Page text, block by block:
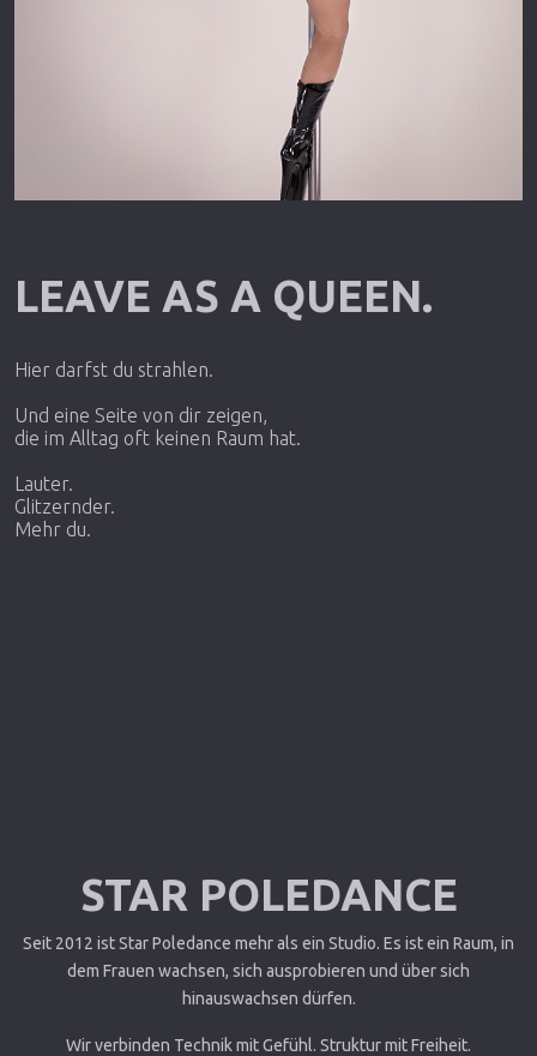
LEAVE AS A QUEEN.
Hier darfst du strahlen.
Und eine Seite von dir zeigen,
die im Alltag oft keinen Raum hat.
Lauter.
Glitzernder.
Mehr du.
STAR POLEDANCE
Seit 2012 ist Star Poledance mehr als ein Studio. Es ist ein Raum, in
dem Frauen wachsen, sich ausprobieren und über sich
hinauswachsen dürfen.
Wir verbinden Technik mit Gefühl. Struktur mit Freiheit.